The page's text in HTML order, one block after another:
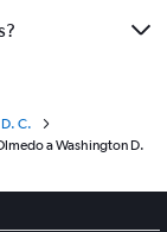
C.
a Washington D.